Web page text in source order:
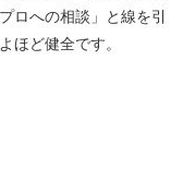
ロへの相談」と線を引
ほど健全です。